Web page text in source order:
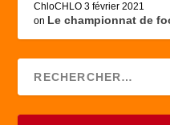
ChloCHLO 3 février 2021
on Le championnat de